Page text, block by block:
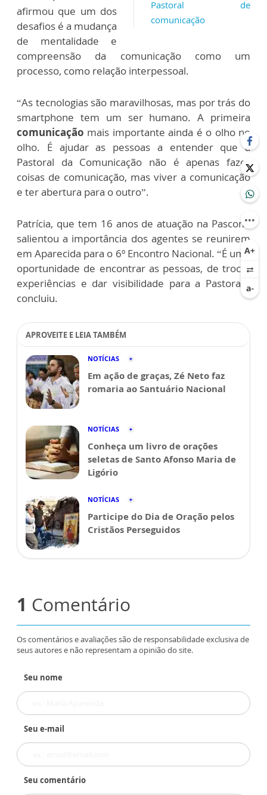
Pastoral de
comunicação
afirmou que um dos
desafios é a mudança
de mentalidade e
compreensão da comunicação como um
processo, como relação interpessoal.
“As tecnologias são maravilhosas, mas por trás do
smartphone tem um ser humano. A primeira
comunicação mais importante ainda é o olho no
olho. É ajudar as pessoas a entender que a
Pastoral da Comunicação não é apenas fazer
coisas de comunicação, mas viver a comunicação
e ter abertura para o outro”.
Patrícia, que tem 16 anos de atuação na Pascom,
salientou a importância dos agentes se reunirem
em Aparecida para o 6º Encontro Nacional. “É uma
oportunidade de encontrar as pessoas, de trocar
experiências e dar visibilidade para a Pastoral”,
concluiu.
APROVEITE E LEIA TAMBÉM
NOTÍCIAS
Em ação de graças, Zé Neto faz
romaria ao Santuário Nacional
NOTÍCIAS
Conheça um livro de orações
seletas de Santo Afonso Maria de
Ligório
NOTÍCIAS
Participe do Dia de Oração pelos
Cristãos Perseguidos
1 Comentário
Os comentários e avaliações são de responsabilidade exclusiva de
seus autores e não representam a opinião do site.
Seu nome
Seu e-mail
Seu comentário